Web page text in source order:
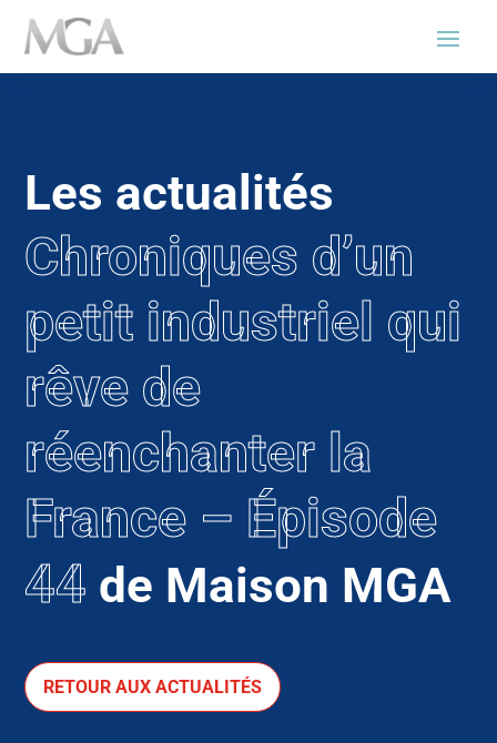
Les actualités
Chroniques d’un
petit industriel qui
rêve de
réenchanter la
France – Épisode
44 de Maison MGA
RETOUR AUX ACTUALITÉS